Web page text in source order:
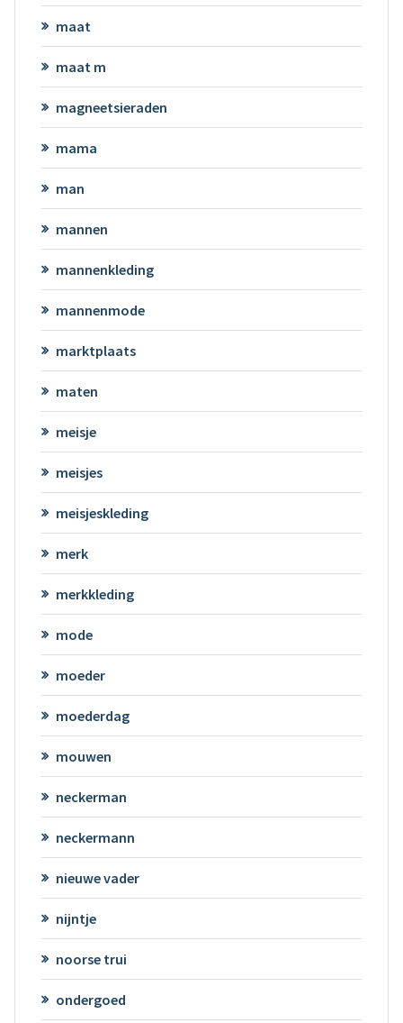
maat
maat m
magneetsieraden
mama
man
mannen
mannenkleding
mannenmode
marktplaats
maten
meisje
meisjes
meisjeskleding
merk
merkkleding
mode
moeder
moederdag
mouwen
neckerman
neckermann
nieuwe vader
nijntje
noorse trui
ondergoed